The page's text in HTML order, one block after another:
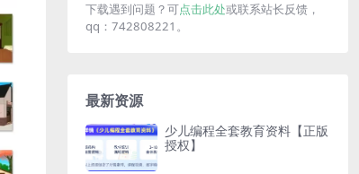
下载遇到问题？可点击此处或联系站长反馈，
qq：742808221。
最新资源
少儿编程全套教育资料【正版
授权】